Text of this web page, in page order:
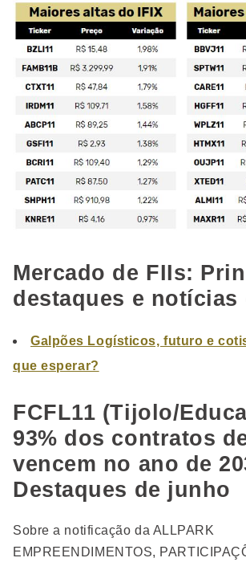
Mercado de FIIs:
destaques e notícias
Galpões Logísticos, futuro e
que esperar?
FCFL11 (Tijolo/
93% dos contratos
vencem no ano de
Destaques de junho
Sobre a notificação da ALLPARK
EMPREENDIMENTOS,